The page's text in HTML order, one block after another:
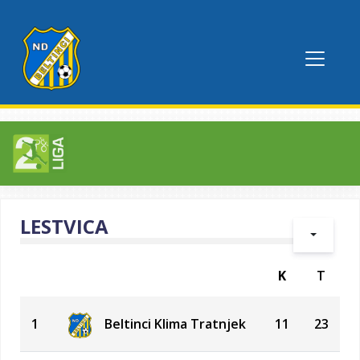
LESTVICA
K T
1 Beltinci Klima Tratnjek 11 23